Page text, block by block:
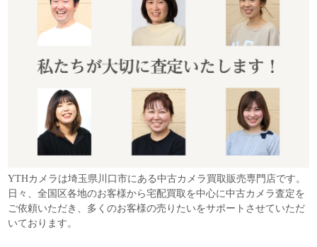
YTHカメラは埼玉県川口市にある中古カメラ買取販売専門店です。
日々、全国区各地のお客様から宅配買取を中心に中古カメラ査定を
ご依頼いただき、多くのお客様の売りたいをサポートさせていただ
いております。